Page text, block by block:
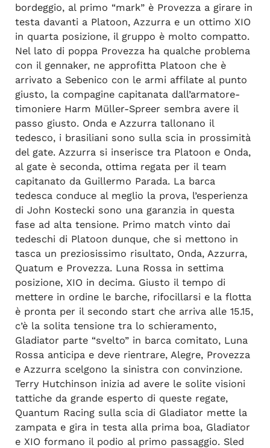
bordeggio, al primo “mark” è Provezza a girare in
testa davanti a Platoon, Azzurra e un ottimo XIO
in quarta posizione, il gruppo è molto compatto.
Nel lato di poppa Provezza ha qualche problema
con il gennaker, ne approfitta Platoon che è
arrivato a Sebenico con le armi affilate al punto
giusto, la compagine capitanata dall’armatore-
timoniere Harm Müller-Spreer sembra avere il
passo giusto. Onda e Azzurra tallonano il
tedesco, i brasiliani sono sulla scia in prossimità
del gate. Azzurra si inserisce tra Platoon e Onda,
al gate è seconda, ottima regata per il team
capitanato da Guillermo Parada. La barca
tedesca conduce al meglio la prova, l’esperienza
di John Kostecki sono una garanzia in questa
fase ad alta tensione. Primo match vinto dai
tedeschi di Platoon dunque, che si mettono in
tasca un preziosissimo risultato, Onda, Azzurra,
Quatum e Provezza. Luna Rossa in settima
posizione, XIO in decima. Giusto il tempo di
mettere in ordine le barche, rifocillarsi e la flotta
è pronta per il secondo start che arriva alle 15.15,
c’è la solita tensione tra lo schieramento,
Gladiator parte “svelto” in barca comitato, Luna
Rossa anticipa e deve rientrare, Alegre, Provezza
e Azzurra scelgono la sinistra con convinzione.
Terry Hutchinson inizia ad avere le solite visioni
tattiche da grande esperto di queste regate,
Quantum Racing sulla scia di Gladiator mette la
zampata e gira in testa alla prima boa, Gladiator
e XIO formano il podio al primo passaggio. Sled